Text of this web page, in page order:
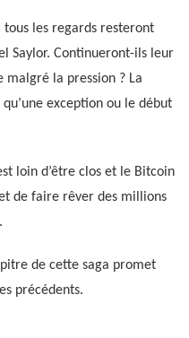
tous les regards resteront
Saylor. Continueront-ils leur
malgré la pression ? La
exception ou le début
loin d’être clos et le Bitcoin
de faire rêver des millions
de cette saga promet
précédents.